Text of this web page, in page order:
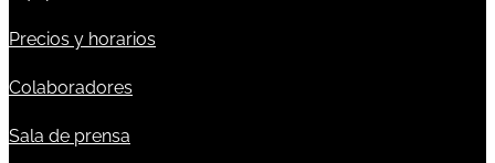
Precios y horarios
Colaboradores
Sala de prensa